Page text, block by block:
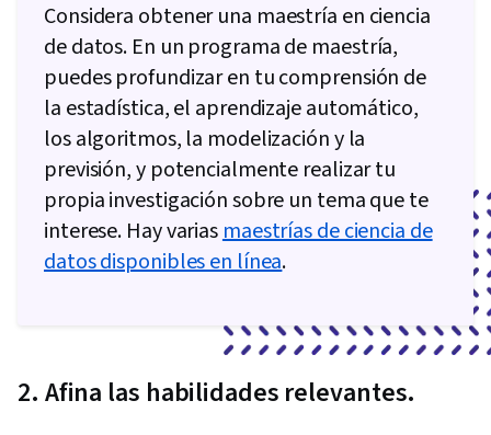
Considera obtener una maestría en ciencia
de datos. En un programa de maestría,
puedes profundizar en tu comprensión de
la estadística, el aprendizaje automático,
los algoritmos, la modelización y la
previsión, y potencialmente realizar tu
propia investigación sobre un tema que te
interese. Hay variasmaestrías de ciencia de
datos disponibles en línea.
2. Afina las habilidades relevantes.